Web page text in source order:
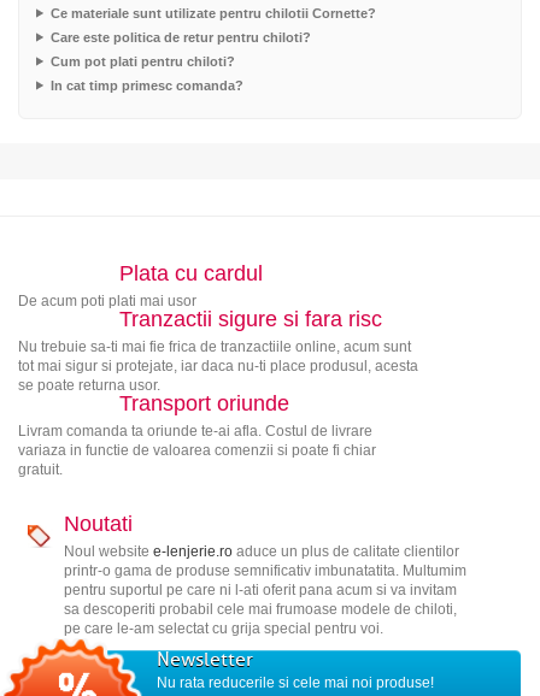
Ce materiale sunt utilizate pentru chilotii Cornette?
Care este politica de retur pentru chiloti?
Cum pot plati pentru chiloti?
In cat timp primesc comanda?
Plata cu cardul
De acum poti plati mai usor
Tranzactii sigure si fara risc
Nu trebuie sa-ti mai fie frica de tranzactiile online, acum sunt
tot mai sigur si protejate, iar daca nu-ti place produsul, acesta
se poate returna usor.
Transport oriunde
Livram comanda ta oriunde te-ai afla. Costul de livrare
variaza in functie de valoarea comenzii si poate fi chiar
gratuit.
Noutati
Noul website e-lenjerie.roaduce un plus de calitate clientilor
printr-o gama de produse semnificativ imbunatatita. Multumim
pentru suportul pe care ni l-ati oferit pana acum si va invitam
sa descoperiti probabil cele mai frumoase modele de chiloti,
pe care le-am selectat cu grija special pentru voi.
Newsletter
Nu rata reducerile si cele mai noi produse!